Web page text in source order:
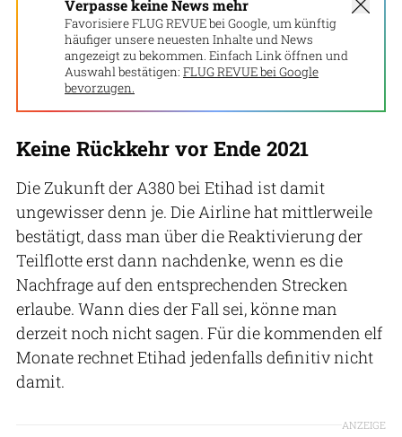
Verpasse keine News mehr
Favorisiere FLUG REVUE bei Google, um künftig
häufiger unsere neuesten Inhalte und News
angezeigt zu bekommen. Einfach Link öffnen und
Auswahl bestätigen: FLUG REVUE bei Google
bevorzugen.
Keine Rückkehr vor Ende 2021
Die Zukunft der A380 bei Etihad ist damit
ungewisser denn je. Die Airline hat mittlerweile
bestätigt, dass man über die Reaktivierung der
Teilflotte erst dann nachdenke, wenn es die
Nachfrage auf den entsprechenden Strecken
erlaube. Wann dies der Fall sei, könne man
derzeit noch nicht sagen. Für die kommenden elf
Monate rechnet Etihad jedenfalls definitiv nicht
damit.
ANZEIGE